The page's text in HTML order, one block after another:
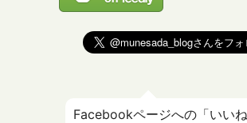
Facebookページへの「いい